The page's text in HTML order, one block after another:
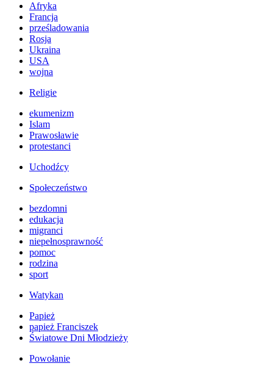
Afryka
Francja
prześladowania
Rosja
Ukraina
USA
wojna
Religie
ekumenizm
Islam
Prawosławie
protestanci
Uchodźcy
Społeczeństwo
bezdomni
edukacja
migranci
niepełnosprawność
pomoc
rodzina
sport
Watykan
Papież
papież Franciszek
Światowe Dni Młodzieży
Powołanie